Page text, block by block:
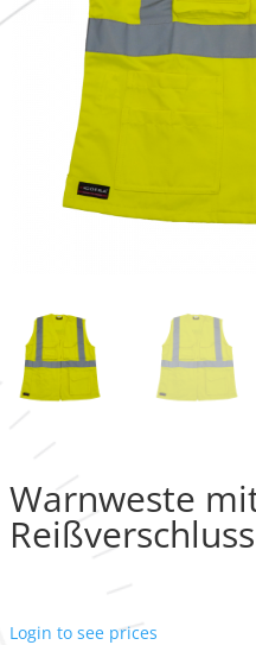
Warnweste
Reißverschluss
Login to see prices